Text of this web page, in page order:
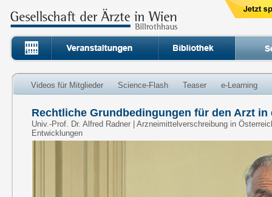
Videos für Mitglieder Science-Flash Teaser e-Learning
Rechtliche Grundbedingungen für den Arzt in
Univ.-Prof. Dr. Alfred Radner | Arzneimittelverschreibung in
Entwicklungen